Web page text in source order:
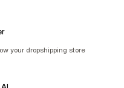
your dropshipping store